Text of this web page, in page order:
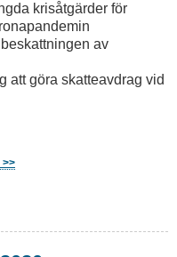
krisåtgärder för
av
att göra skatteavdrag vid
>>